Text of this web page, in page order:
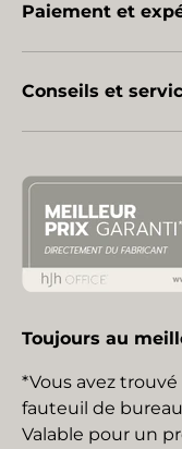
Paiement et
Conseils et
Toujours au
*Vous avez
fauteuil de
Valable pour un